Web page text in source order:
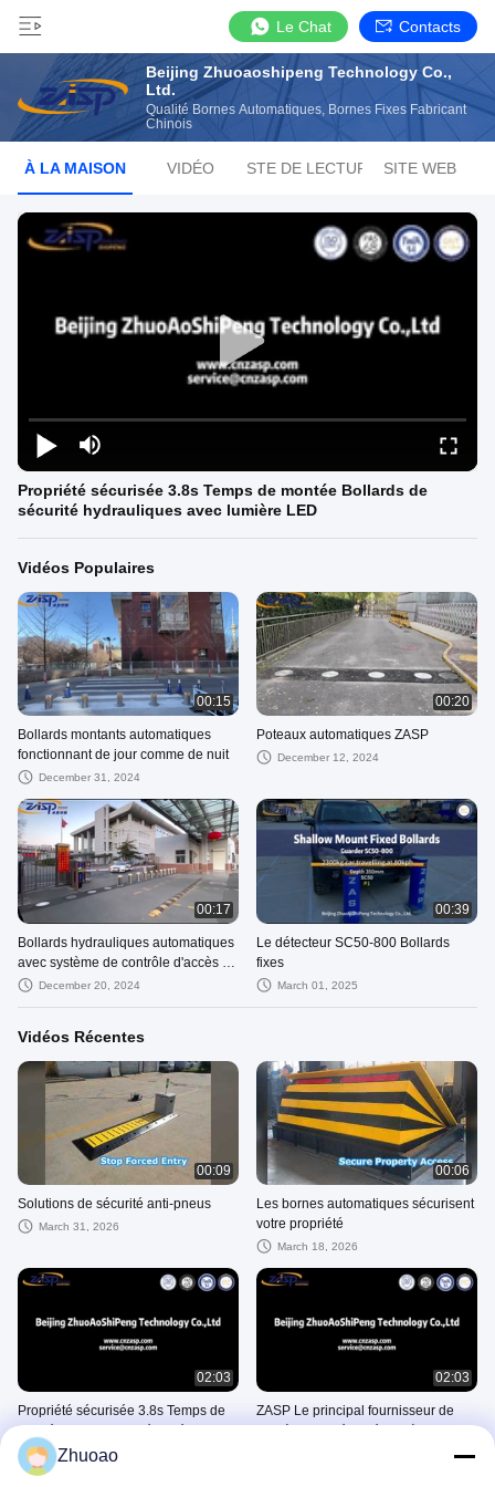
Le Chat Contacts
Beijing Zhuoaoshipeng Technology Co.,
Ltd.
Qualité Bornes Automatiques, Bornes Fixes Fabricant
Chinois
À LA MAISON VIDÉO LISTE DE LECTURE SITE WEB
Propriété sécurisée 3.8s Temps de montée Bollards de
sécurité hydrauliques avec lumière LED
Vidéos Populaires
00:15
Bollards montants automatiques
fonctionnant de jour comme de nuit
December 31, 2024
00:20
Poteaux automatiques ZASP
December 12, 2024
00:17
Bollards hydrauliques automatiques
avec système de contrôle d'accès à
la porte à faisceaux ascendants
December 20, 2024
00:39
Le détecteur SC50-800 Bollards
fixes
March 01, 2025
Vidéos Récentes
00:09
Solutions de sécurité anti-pneus
March 31, 2026
00:06
Les bornes automatiques sécurisent
votre propriété
March 18, 2026
02:03
Propriété sécurisée 3.8s Temps de
montée Bollards de sécurité
hydrauliques avec lumière LED
June 25, 2025
02:03
ZASP Le principal fournisseur de
Zhuoao